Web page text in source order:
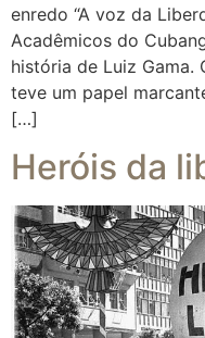
enredo “A voz da
Acadêmicos do
história de Luiz Gama.
teve um papel
[…]
Heróis da